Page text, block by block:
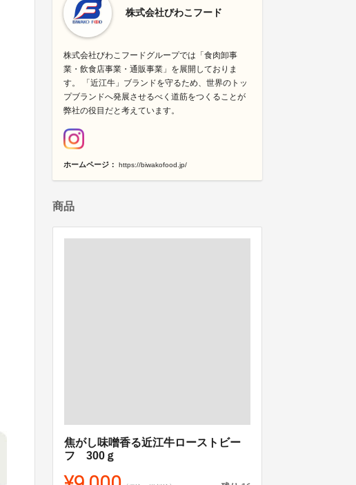
株式会社びわこフード
株式会社びわこフードグループでは「食肉卸事
業・飲食店事業・通販事業」を展開しておりま
す。 「近江牛」ブランドを守るため、世界のトッ
プブランドへ発展させるべく道筋をつくることが
弊社の役目だと考えています。
ホームページ： https://biwakofood.jp/
商品
焦がし味噌香る近江牛ローストビー
フ 300ｇ